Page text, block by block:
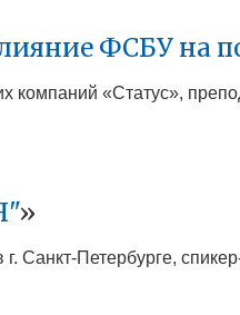
ФСБУ на
компаний «Статус»,
»
Петербурге,